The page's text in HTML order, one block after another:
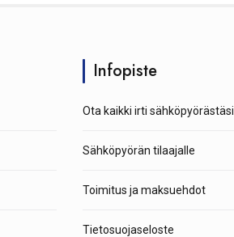
Infopiste
Ota kaikki irti sähköpyörästäsi
Sähköpyörän tilaajalle
Toimitus ja maksuehdot
Tietosuojaseloste